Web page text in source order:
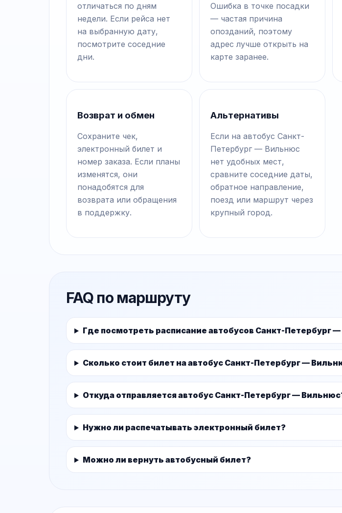
отличаться по дням
недели. Если рейса нет
на выбранную дату,
посмотрите соседние
дни.
Ошибка в точке посадки
— частая причина
опозданий, поэтому
адрес лучше открыть на
карте заранее.
Возврат и обмен
Сохраните чек,
электронный билет и
номер заказа. Если планы
изменятся, они
понадобятся для
возврата или обращения
в поддержку.
Альтернативы
Если на автобус Санкт-
Петербург — Вильнюс
нет удобных мест,
сравните соседние даты,
обратное направление,
поезд или маршрут через
крупный город.
FAQ по маршруту
Где посмотреть расписание автобусов Санкт-Петербург
Сколько стоит билет на автобус Санкт-Петербург —
Откуда отправляется автобус Санкт-Петербург —
Нужно ли распечатывать электронный билет?
Можно ли вернуть автобусный билет?